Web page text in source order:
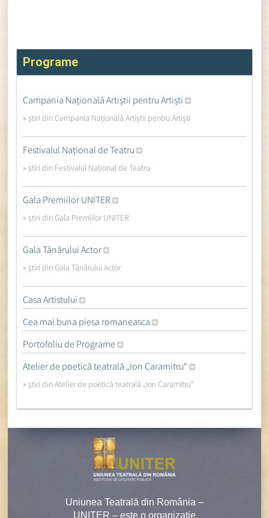
Programe
Campania Națională Artiștii pentru Artiști
» ştiri din Campania Națională Artiștii pentru Artiști
Festivalul Național de Teatru
» ştiri din Festivalul Național de Teatru
Gala Premiilor UNITER
» ştiri din Gala Premiilor UNITER
Gala Tânărului Actor
» ştiri din Gala Tânărului Actor
Casa Artistului
Cea mai buna piesa romaneasca
Portofoliu de Programe
Atelier de poetică teatrală „Ion Caramitru“
» ştiri din Atelier de poetică teatrală „Ion Caramitru“
Uniunea Teatrală din România –
UNITER – este o organizaţie